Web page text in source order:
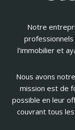
Notre
l'immobilier et
Nous avons
mission est de
possible en leur
couvrant tous